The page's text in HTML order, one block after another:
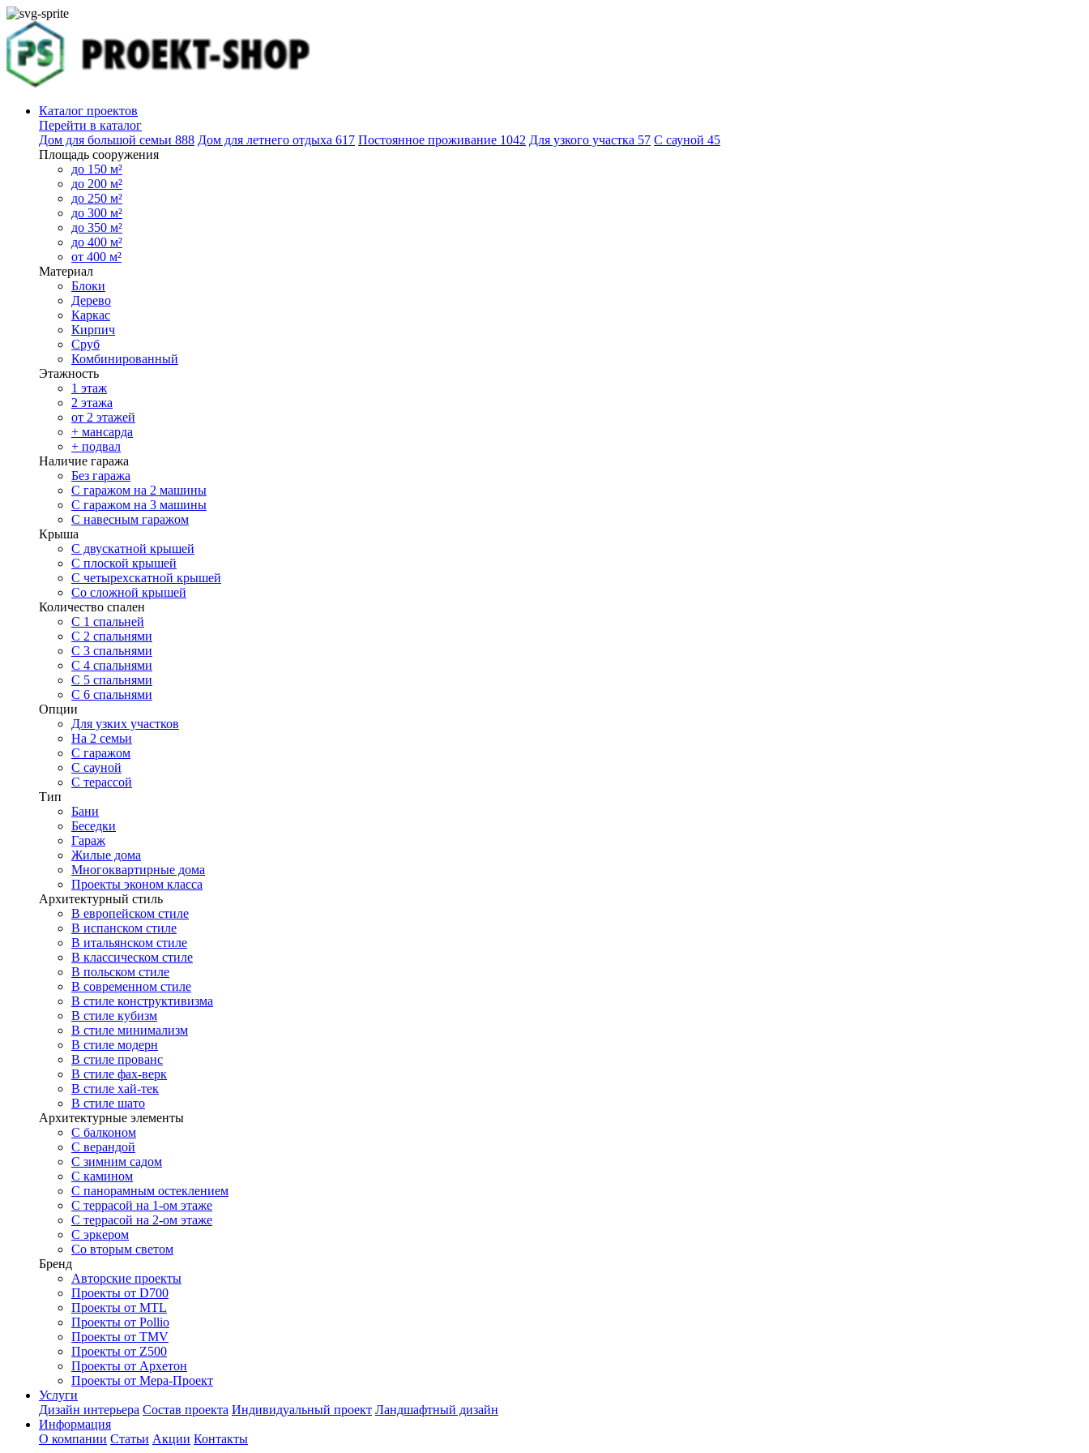
Каталог проектов
Перейти в каталог
Дом для большой семьи 888 Дом для летнего отдыха 617 Постоянное проживание 1042 Для узкого участка 57 С сауной 45
Площадь сооружения
до 150 м²
до 200 м²
до 250 м²
до 300 м²
до 350 м²
до 400 м²
от 400 м²
Материал
Блоки
Дерево
Каркас
Кирпич
Сруб
Комбинированный
Этажность
1 этаж
2 этажа
от 2 этажей
+ мансарда
+ подвал
Наличие гаража
Без гаража
С гаражом на 2 машины
С гаражом на 3 машины
С навесным гаражом
Крыша
С двускатной крышей
С плоской крышей
С четырехскатной крышей
Со сложной крышей
Количество спален
С 1 спальней
С 2 спальнями
С 3 спальнями
С 4 спальнями
С 5 спальнями
С 6 спальнями
Опции
Для узких участков
На 2 семьи
С гаражом
С сауной
С терассой
Тип
Бани
Беседки
Гараж
Жилые дома
Многоквартирные дома
Проекты эконом класса
Архитектурный стиль
В европейском стиле
В испанском стиле
В итальянском стиле
В классическом стиле
В польском стиле
В современном стиле
В стиле конструктивизма
В стиле кубизм
В стиле минимализм
В стиле модерн
В стиле прованс
В стиле фах-верк
В стиле хай-тек
В стиле шато
Архитектурные элементы
С балконом
С верандой
С зимним садом
С камином
С панорамным остеклением
С террасой на 1-ом этаже
С террасой на 2-ом этаже
С эркером
Со вторым светом
Бренд
Авторские проекты
Проекты от D700
Проекты от MTL
Проекты от Pollio
Проекты от TMV
Проекты от Z500
Проекты от Архетон
Проекты от Мера-Проект
Услуги
Дизайн интерьера Состав проекта Индивидуальный проект Ландшафтный дизайн
Информация
О компании Статьи Акции Контакты